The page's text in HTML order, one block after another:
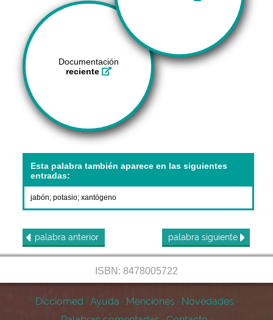
Documentación
reciente
Esta palabra también aparece en las siguientes
entradas:
jabón;potasio;xantógeno
palabra anterior palabra siguiente
ISBN: 8478005722
Dicciomed · Ayuda · Menciones · Novedades ·